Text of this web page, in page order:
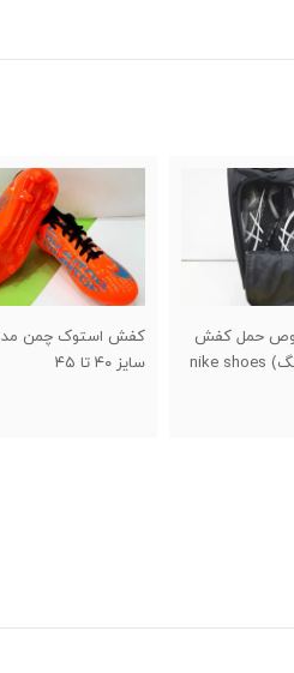
چمن مد برتر
جاسوئیچی طرح کفش
استقلال